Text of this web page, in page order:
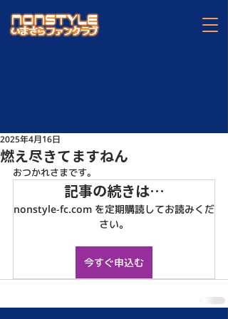
燃え尽きてますねん
2025年4月16日
おつかれさまです。
記事の続きは…
nonstyle-fc.com を定期購読してお読みくだ
さい。
今すぐ申込む